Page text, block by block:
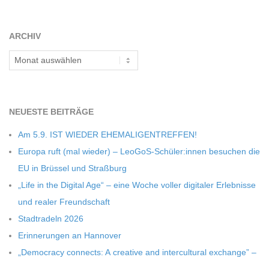
H
M
I
D
T
-
S
ARCHIV
Archiv
NEU­ESTE BEITRÄGE
Am 5.9. IST WIEDER EHEMALIGENTREFFEN!
Europa ruft (mal wie­der) – LeoGoS-Schüler:innen besu­chen die
EU in Brüs­sel und Straßburg
„Life in the Digi­tal Age“ – eine Woche vol­ler digi­ta­ler Erleb­nisse
und rea­ler Freundschaft
Stadt­ra­deln 2026
Erin­ne­run­gen an Hannover
„Demo­cracy con­nects: A crea­tive and inter­cul­tu­ral exch­ange” –